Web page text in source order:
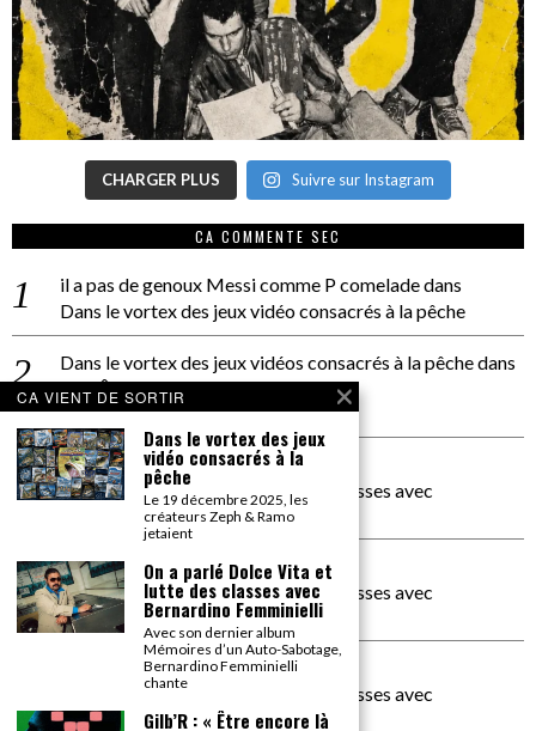
CHARGER PLUS Suivre sur Instagram
CA COMMENTE SEC
il a pas de genoux Messi comme P comeladedans
Dans le vortex des jeux vidéo consacrés à la pêche
Dans le vortex des jeux vidéos consacrés à la pêchedans
PACÔME THIELLEMENT
La séance d’Hip Gnose
La Patrie
dans
On a parlé Dolce Vita et lutte des classes avec
Bernardino Femminielli
carte noire negra à l'o tiededans
On a parlé Dolce Vita et lutte des classes avec
Bernardino Femminielli
moise et son mascarédans
On a parlé Dolce Vita et lutte des classes avec
Bernardino Femminielli
CA VIENT DE SORTIR
Dans le vortex des jeux
vidéo consacrés à la
pêche
Le 19 décembre 2025, les
créateurs Zeph & Ramo
jetaient
On a parlé Dolce Vita et
lutte des classes avec
Bernardino Femminielli
Avec son dernier album
Mémoires d’un Auto-Sabotage,
Bernardino Femminielli
chante
Gilb’R : « Être encore là